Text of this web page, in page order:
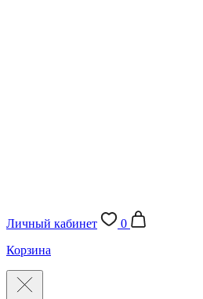
Личный кабинет
0
Корзина